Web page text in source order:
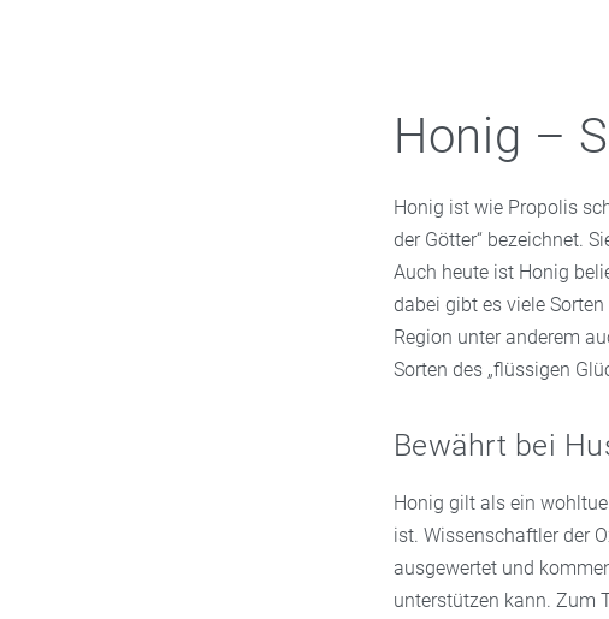
Honig –
Honig ist wie Propolis
der Götter“ bezeichnet.
Auch heute ist Honig
dabei gibt es viele
Region unter anderem
Sorten des „flüssigen
Bewährt bei
Honig gilt als ein
ist. Wissenschaftler der
ausgewertet und
unterstützen kann. Zum